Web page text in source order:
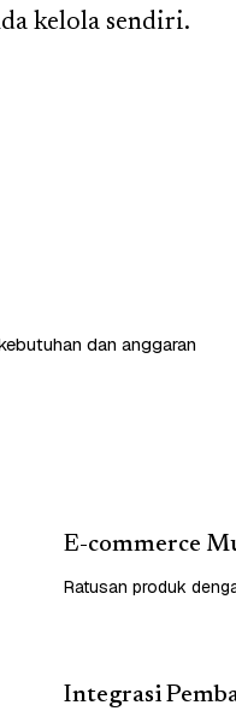
kelola sendiri.
dan anggaran
E-commerce
Ratusan produk
Integrasi